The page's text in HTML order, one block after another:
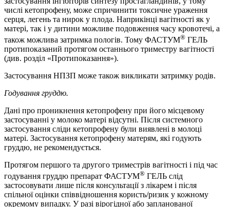
числі кетопрофену, може спричинити токсичне ураження
серця, легень та нирок у плода. Наприкінці вагітності як у
матері, так і у дитини можливе подовження часу кровотечі, а
також можлива затримка пологів. Тому ФАСТУМ® ГЕЛЬ
протипоказаний протягом останнього триместру вагітності
(див. розділ «Протипоказання»).
Застосування НПЗП може також викликати затримку родів.
Годування груддю.
Дані про проникнення кетопрофену при його місцевому
застосуванні у молоко матері відсутні. Після системного
застосування сліди кетопрофену були виявлені в молоці
матері. Застосування кетопрофену матерям, які годують
груддю, не рекомендується.
Протягом першого та другого триместрів вагітності і під час
годування груддю препарат ФАСТУМ® ГЕЛЬ слід
застосовувати лише після консультації з лікарем і після
спільної оцінки співвідношення користь/ризик у кожному
окремому випадку. У разі вірогідної або запланованої